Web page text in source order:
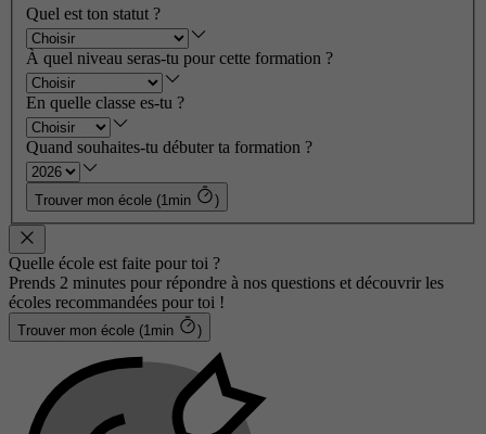
Quel est ton statut ?
À quel niveau seras-tu pour cette formation ?
En quelle classe es-tu ?
Quand souhaites-tu débuter ta formation ?
Trouver mon école (1min )
Quelle école est faite pour toi ?
Prends 2 minutes pour répondre à nos questions et découvrir les
écoles recommandées pour toi !
Trouver mon école (1min )